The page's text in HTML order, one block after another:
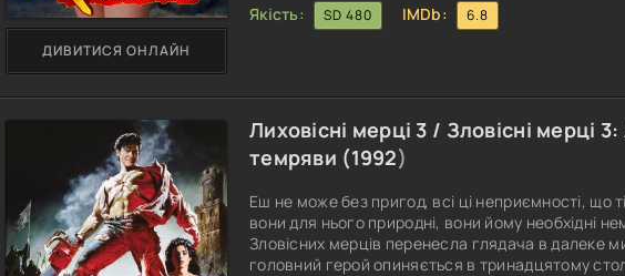
Якість: SD 480 IMDb:
6.8
ДИВИТИСЯ ОНЛАЙН
Лиховісні мерці 3 / Зловісні мерці
темряви (1992)
Еш не може без пригод, всі ці неприємності, що
вони для нього природні, вони йому необхідні
Зловісних мерців перенесла глядача в далеке
головний герой опиняється в тринадцятому